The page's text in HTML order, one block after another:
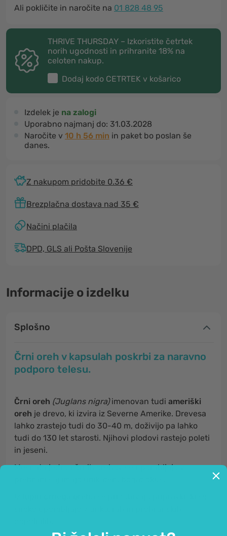
Ali pokličite in naročite na 01 828 48 95
THRIVE THURSDAY – Izkoristite četrtek
norih ugodnosti in prihranite 18% na
celoten nakup.
Dodaj kodo CETRTEK v košarico
Izdelek je na zalogi
Uporabno najmanj do: 31.03.2028
Naročite v 10 h 56 min in paket bo poslan še
danes.
Z nakupom pridobite 0.36 €
Brezplačna dostava nad 35 €
Načini plačila
DPD, GLS ali Pošta Slovenije
Informacije o izdelku
Splošno
Črni oreh v kapsulah poskrbi za naravno
podporo telesu.
Črni oreh (Juglans nigra)imenovan tudi ameriški
oreh je drevo, ki izvira iz Severne Amerike. Drevesa
lahko zrastejo tudi do 30-40 m, doživijo pa lahko
tudi do 130 let starosti. Njihovi plodovi rastejo poleti
in jeseni.
Mesnata jedrca črnih orehov se uporabljajo v